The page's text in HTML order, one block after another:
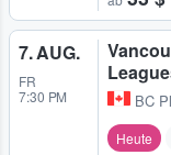
7. AUG.
FR
7:30 PM
BC
Heute